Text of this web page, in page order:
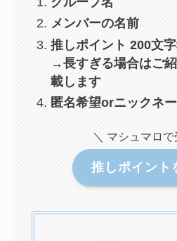
メンバーの名前
推しポイント 200文
→長すぎる場合はご
載します
匿名希望orニックネ
＼ マシュマロで
推しポイント